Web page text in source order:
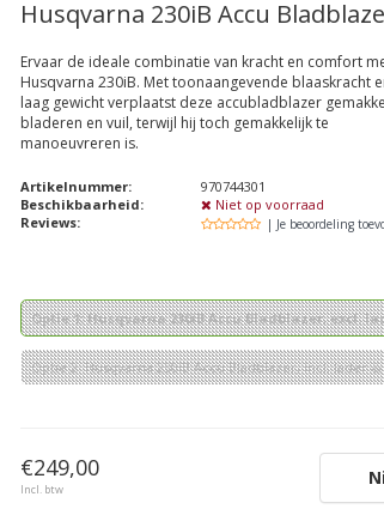
Husqvarna 230iB Accu
Ervaar de ideale combinatie van kracht en comfort
Husqvarna 230iB. Met toonaangevende blaaskracht
laag gewicht verplaatst deze accubladblazer
bladeren en vuil, terwijl hij toch gemakkelijk te
manoeuvreren is.
Artikelnummer:
970744301
Beschikbaarheid:
Niet op voorraad
Reviews:
| Je beoordeling
Optie 1: Husqvarna 230iB Accu Bladblazer, excl.
Optie 2: Husqvarna 230iB Accu Bladblazer, incl. lader
€249,00
Incl. btw